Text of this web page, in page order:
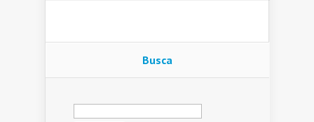
Busca
Pesquisar
por: